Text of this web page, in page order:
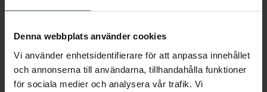
Denna webbplats använder cookies
Vi använder enhetsidentifierare för att anpassa innehållet
och annonserna till användarna, tillhandahålla funktioner
för sociala medier och analysera vår trafik. Vi
Aktuella erbjudanden
Beskrivning Dölj